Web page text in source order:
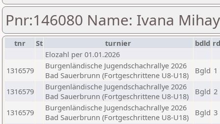
Pnr:146080 Name: Ivana
tnr St turnier bdld rd
Elozahl per 01.01.2026
1316579
Burgenländische Jugendschachrallye 2026
Bad Sauerbrunn (Fortgeschrittene U8-U18)
Bgld 1
1316579
Burgenländische Jugendschachrallye 2026
Bad Sauerbrunn (Fortgeschrittene U8-U18)
Bgld 2
1316579
Burgenländische Jugendschachrallye 2026
Bad Sauerbrunn (Fortgeschrittene U8-U18)
Bgld 3